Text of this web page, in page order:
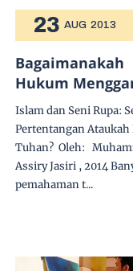
23 AUG 2013
Bagaimanakah
Hukum
Dan Membuat
Patung
Bernyawa?
Islam dan Seni Rupa:
Pertentangan
Tuhan? Oleh:
Assiry Jasiri , 2014
pemahaman t...